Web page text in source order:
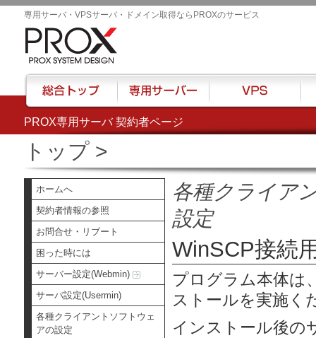
PROX専用サーバ 契約者ページ
専用サーバ・VPSサーバ・ドメイン取得ならPROXのサービス
トップ>
ホームへ
契約者情報の参照
お問合せ・リブート
困った時には
サーバー設定(Webmin)
サーバ設定(Usermin)
各種クライアントソフトウェ
アの設定
各種クライア
設定
WinSCP接続
プログラム本体は
ストールを実施く
インストール後の
総合トップ 専用サーバー VPS ハ